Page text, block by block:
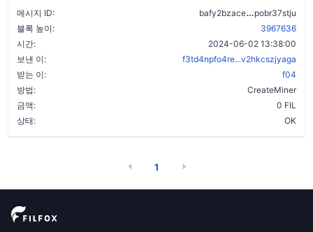
메시지 ID: bafy2bzace
pobr37stju
블록 높이:
3967636
시간:
2024-06-02 13:38:00
보낸 이:
f3td4npfo4re...v2hkcszjyaga
받는 이:
f04
방법:
CreateMiner
금액:
0 FIL
상태:
OK
1